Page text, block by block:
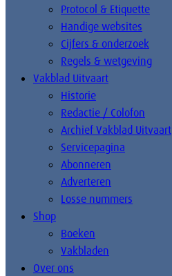
Protocol & Etiquette
Handige websites
Cijfers & onderzoek
Regels & wetgeving
Vakblad Uitvaart
Historie
Redactie / Colofon
Archief Vakblad Uitvaart
Servicepagina
Abonneren
Adverteren
Losse nummers
Shop
Boeken
Vakbladen
Over ons